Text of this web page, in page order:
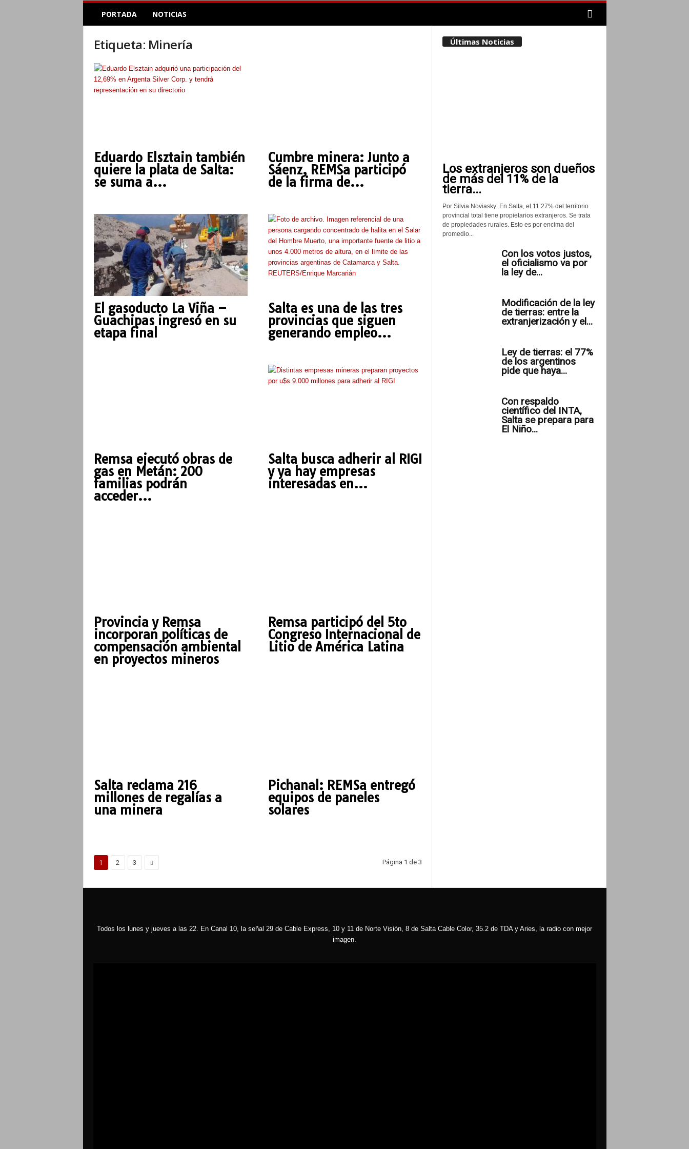
E
A
PORTADA NOTICIAS
Etiqueta: Minería
Eduardo Elsztain también
quiere la plata de Salta:
se suma a...
Cumbre minera: Junto a
Sáenz, REMSa participó
de la firma de...
El gasoducto La Viña –
Guachipas ingresó en su
etapa final
Salta es una de las tres
provincias que siguen
generando empleo...
Remsa ejecutó obras de
gas en Metán: 200
familias podrán
acceder...
Salta busca adherir al RIGI
y ya hay empresas
interesadas en...
Provincia y Remsa
incorporan políticas de
compensación ambiental
en proyectos mineros
Remsa participó del 5to
Congreso Internacional de
Litio de América Latina
Salta reclama 216
millones de regalías a
una minera
Pichanal: REMSa entregó
equipos de paneles
solares
1 2 3 Página 1 de 3
Últimas Noticias
Los extranjeros son dueños
de más del 11% de la
tierra...
Por Silvia Noviasky En Salta, el 11.27% del territorio
provincial total tiene propietarios extranjeros. Se trata
de propiedades rurales. Esto es por encima del
promedio...
Con los votos justos,
el oficialismo va por
la ley de...
Modificación de la ley
de tierras: entre la
extranjerización y el...
Ley de tierras: el 77%
de los argentinos
pide que haya...
Con respaldo
científico del INTA,
Salta se prepara para
El Niño...
Todos los lunes y jueves a las 22. En Canal 10, la señal 29 de Cable Express, 10 y 11 de Norte Visión, 8 de Salta Cable Color, 35.2 de TDA y Aries, la radio con mejor
imagen.